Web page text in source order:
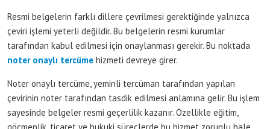
Resmi belgelerin farklı dillere çevrilmesi gerektiğinde yalnızca
çeviri işlemi yeterli değildir. Bu belgelerin resmi kurumlar
tarafından kabul edilmesi için onaylanması gerekir. Bu noktada
noter onaylı tercüme hizmeti devreye girer.
Noter onaylı tercüme, yeminli tercüman tarafından yapılan
çevirinin noter tarafından tasdik edilmesi anlamına gelir. Bu işlem
sayesinde belgeler resmi geçerlilik kazanır. Özellikle eğitim,